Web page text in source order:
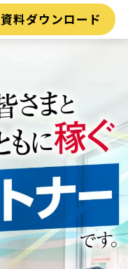
資料ダウンロード